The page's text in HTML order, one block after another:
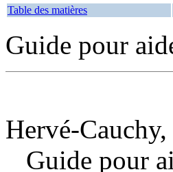
Table des matières
Guide pour
Hervé-
Guide pour